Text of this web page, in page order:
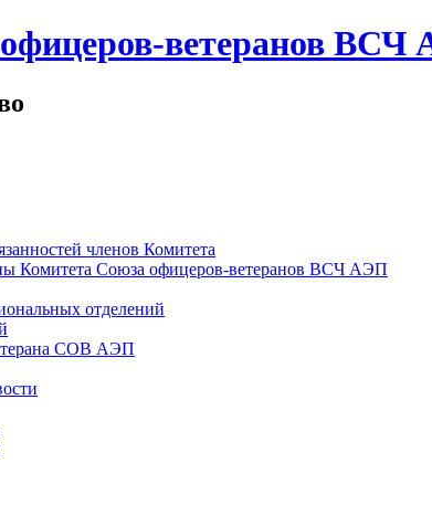
ветеранов ВСЧ
членов Комитета
Комитета Союза офицеров-ветеранов ВСЧ АЭП
отделений
CОВ АЭП